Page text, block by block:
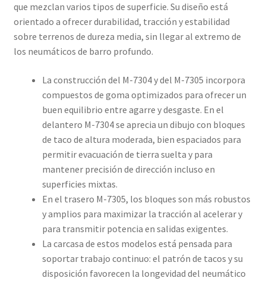
que mezclan varios tipos de superficie. Su diseño está
orientado a ofrecer durabilidad, tracción y estabilidad
sobre terrenos de dureza media, sin llegar al extremo de
los neumáticos de barro profundo.
La construcción del M-7304 y del M-7305 incorpora
compuestos de goma optimizados para ofrecer un
buen equilibrio entre agarre y desgaste. En el
delantero M-7304 se aprecia un dibujo con bloques
de taco de altura moderada, bien espaciados para
permitir evacuación de tierra suelta y para
mantener precisión de dirección incluso en
superficies mixtas.
En el trasero M-7305, los bloques son más robustos
y amplios para maximizar la tracción al acelerar y
para transmitir potencia en salidas exigentes.
La carcasa de estos modelos está pensada para
soportar trabajo continuo: el patrón de tacos y su
disposición favorecen la longevidad del neumático